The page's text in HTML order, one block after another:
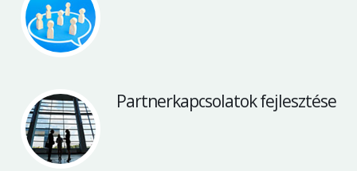
Partnerkapcsolatok fejlesztése